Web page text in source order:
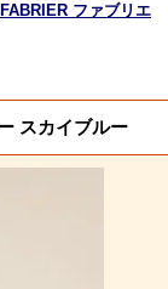
FABRIER ファブリエ
スカイブルー